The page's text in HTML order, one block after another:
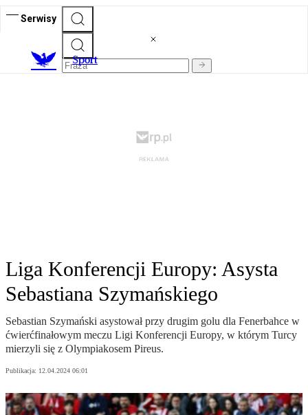
Serwisy
Sport
Liga Konferencji Europy: Asysta
Sebastiana Szymańskiego
Sebastian Szymański asystował przy drugim golu dla Fenerbahce w
ćwierćfinałowym meczu Ligi Konferencji Europy, w którym Turcy
mierzyli się z Olympiakosem Pireus.
Publikacja: 12.04.2024 06:01